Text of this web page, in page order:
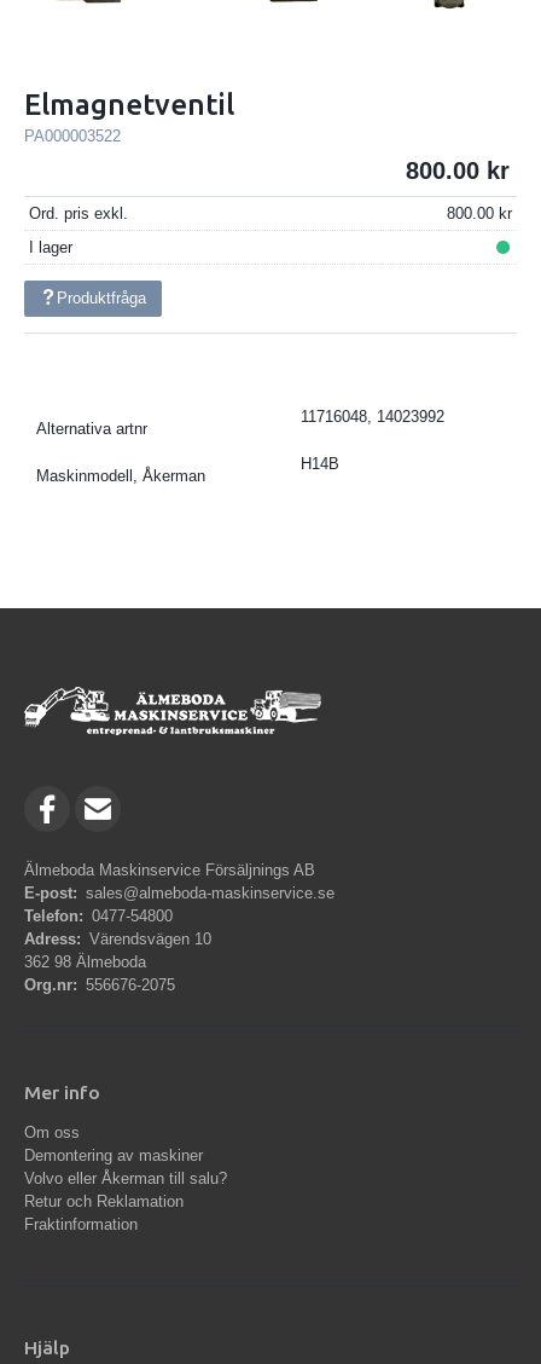
Elmagnetventil
PA000003522
800.00
Ord. pris exkl.
800.00
I lager
Produktfråga
Alternativa artnr
11716048, 14023992
Maskinmodell, Åkerman
H14B
Älmeboda Maskinservice Försäljnings AB
E-post: sales@almeboda-maskinservice.se
Telefon: 0477-54800
Adress: Värendsvägen 10
362 98 Älmeboda
Org.nr: 556676-2075
Mer info
Om oss
Demontering av maskiner
Volvo eller Åkerman till salu?
Retur och Reklamation
Fraktinformation
Hjälp